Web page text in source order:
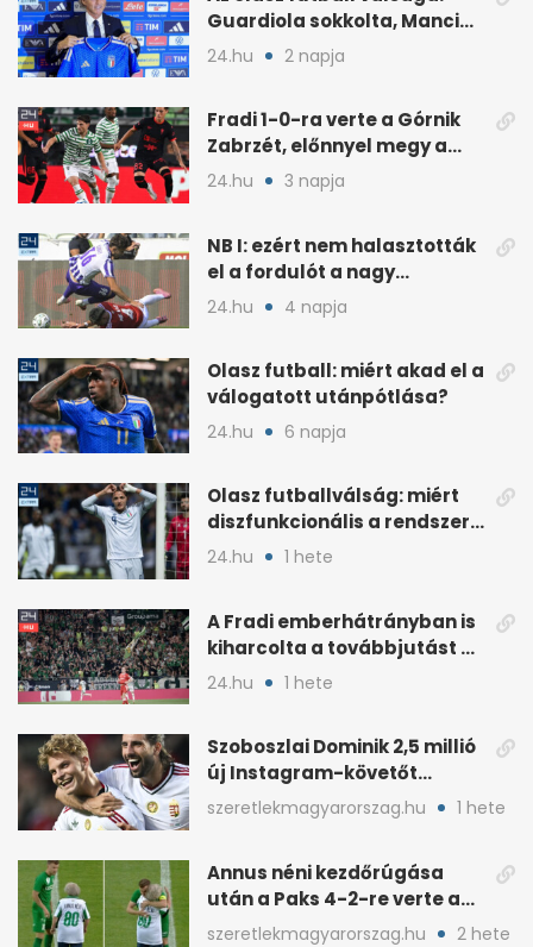
Guardiola sokkolta, Mancini
visszatérése vitát szült
24.hu 2 napja
Fradi 1-0-ra verte a Górnik
Zabrzét, előnnyel megy a
visszavágóra
24.hu 3 napja
NB I: ezért nem halasztották
el a fordulót a nagy
kánikulában
24.hu 4 napja
Olasz futball: miért akad el a
válogatott utánpótlása?
24.hu 6 napja
Olasz futballválság: miért
diszfunkcionális a rendszer?
1. rész
24.hu 1 hete
A Fradi emberhátrányban is
kiharcolta a továbbjutást a
Twente ellen
24.hu 1 hete
Szoboszlai Dominik 2,5 millió
új Instagram-követőt
szerzett egy év alatt
szeretlekmagyarorszag.hu 1 hete
Annus néni kezdőrúgása
után a Paks 4-2-re verte a
Fradit
szeretlekmagyarorszag.hu 2 hete